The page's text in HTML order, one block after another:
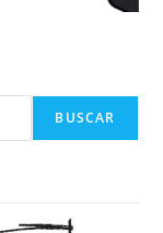
BUSCAR